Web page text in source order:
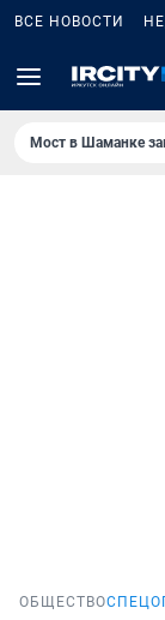
ВСЕ НОВОСТИ
Мост в Шаманке
ОБЩЕСТВО